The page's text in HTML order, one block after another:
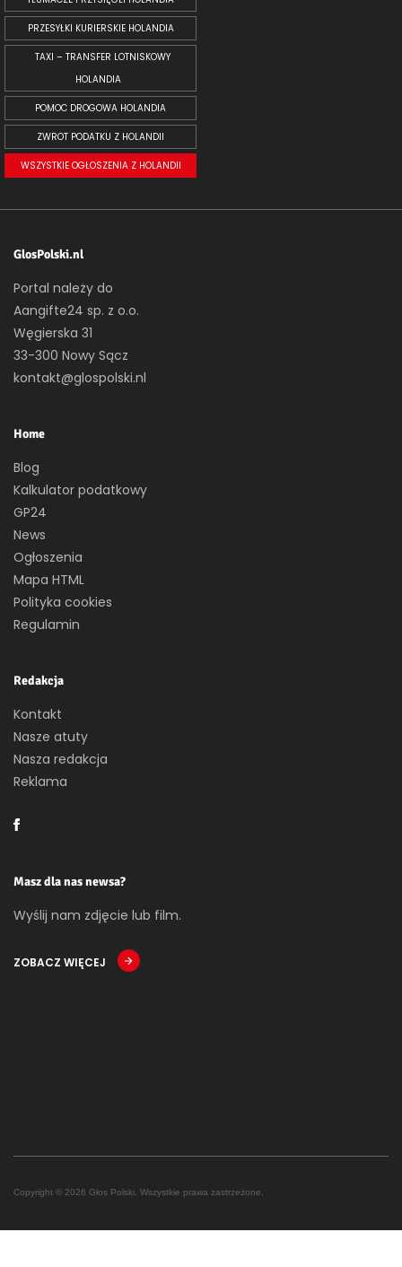
PRZESYŁKI KURIERSKIE HOLANDIA
TAXI – TRANSFER LOTNISKOWY
HOLANDIA
POMOC DROGOWA HOLANDIA
ZWROT PODATKU Z HOLANDII
WSZYSTKIE OGŁOSZENIA Z HOLANDII
GlosPolski.nl
Portal należy do
Aangifte24 sp. z o.o.
Węgierska 31
33-300 Nowy Sącz
kontakt@glospolski.nl
Home
Blog
Kalkulator podatkowy
GP24
News
Ogłoszenia
Mapa HTML
Polityka cookies
Regulamin
Redakcja
Kontakt
Nasze atuty
Nasza redakcja
Reklama
Masz dla nas newsa?
Wyślij nam zdjęcie lub film.
ZOBACZ WIĘCEJ
Copyright © 2026 Głos Polski. Wszystkie prawa zastrzeżone.